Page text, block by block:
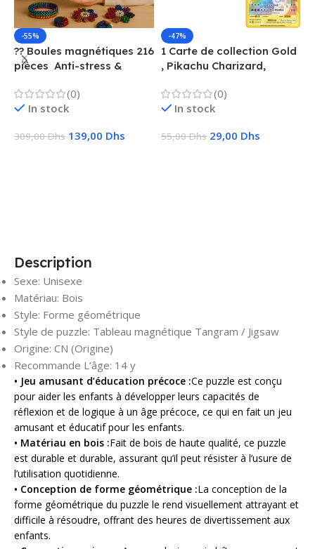
-55%
?? Boules magnétiques 216
pièces  Anti-stress &
(0)
In stock
309,00Dhs 139,00 Dhs
-47%
1 Carte de collection Gold
, Pikachu Charizard,
(0)
In stock
55,00Dhs 29,00 Dhs
Description
Sexe: Unisexe
Matériau: Bois
Style: Forme géométrique
Style de puzzle: Tableau magnétique Tangram / Jigsaw
Origine: CN (Origine)
Recommande L’âge: 14 y
• Jeu amusant d’éducation précoce :Ce puzzle est conçu
pour aider les enfants à développer leurs capacités de
réflexion et de logique à un âge précoce, ce qui en fait un jeu
amusant et éducatif pour les enfants.
• Matériau en bois :Fait de bois de haute qualité, ce puzzle
est durable et durable, assurant qu’il peut résister à l’usure de
l’utilisation quotidienne.
• Conception de forme géométrique :La conception de la
forme géométrique du puzzle le rend visuellement attrayant et
difficile à résoudre, offrant des heures de divertissement aux
enfants.